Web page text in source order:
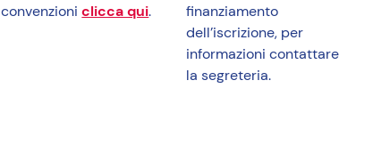
convenzioniclicca qui.
finanziamento
dell’iscrizione, per
informazioni contattare
la segreteria.